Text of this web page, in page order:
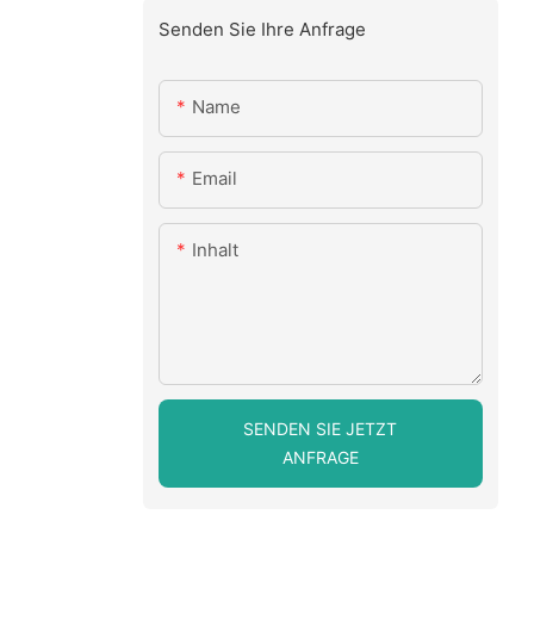
Senden Sie Ihre Anfrage
Name
Email
Inhalt
SENDEN SIE JETZT
ANFRAGE